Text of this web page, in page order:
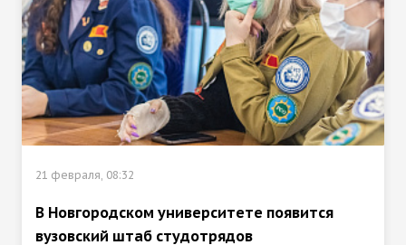
21 февраля, 08:32
В Новгородском университете появится
вузовский штаб студотрядов